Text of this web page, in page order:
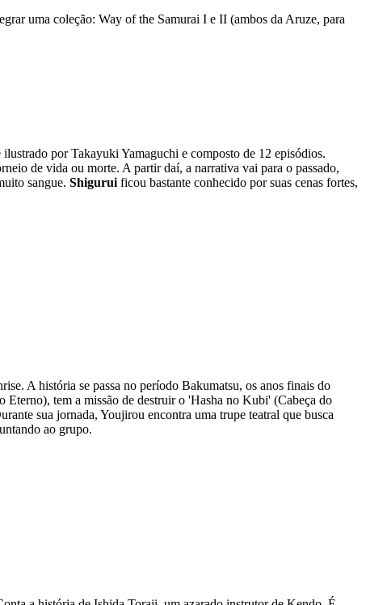
uma coleção: Way of the Samurai I e II (ambos da Aruze, para
por Takayuki Yamaguchi e composto de 12 episódios.
de vida ou morte. A partir daí, a narrativa vai para o passado,
sangue. Shigurui ficou bastante conhecido por suas cenas fortes,
A história se passa no período Bakumatsu, os anos finais do
tem a missão de destruir o 'Hasha no Kubi' (Cabeça do
sua jornada, Youjirou encontra uma trupe teatral que busca
ao grupo.